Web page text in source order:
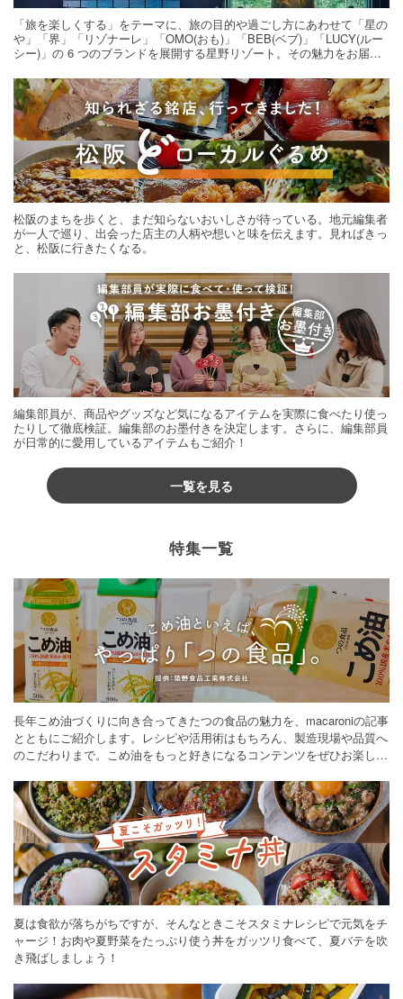
「旅を楽しくする」をテーマに、旅の目的や過ごし方にあわせて「星の
や」「界」「リゾナーレ」「OMO(おも)」「BEB(ベブ)」「LUCY(ルー
シー)」の 6 つのブランドを展開する星野リゾート。その魅力をお届け
松阪のまちを歩くと、まだ知らないおいしさが待っている。地元編集者
が一人で巡り、出会った店主の人柄や想いと味を伝えます。見ればきっ
と、松阪に行きたくなる。
編集部員が、商品やグッズなど気になるアイテムを実際に食べたり使っ
たりして徹底検証。編集部のお墨付きを決定します。さらに、編集部員
が日常的に愛用しているアイテムもご紹介！
一覧を見る
特集一覧
長年こめ油づくりに向き合ってきたつの食品の魅力を、macaroniの記事
とともにご紹介します。レシピや活用術はもちろん、製造現場や品質へ
のこだわりまで。こめ油をもっと好きになるコンテンツをぜひお楽しみ
夏は食欲が落ちがちですが、そんなときこそスタミナレシピで元気をチ
ャージ！お肉や夏野菜をたっぷり使う丼をガッツリ食べて、夏バテを吹
き飛ばしましょう！